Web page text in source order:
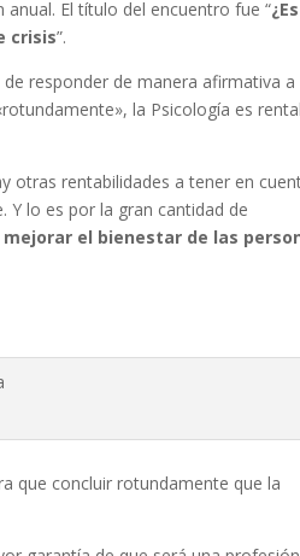
El título del encuentro fue “¿Es
crisis”.
responder de manera afirmativa a
la Psicología es
otras rentabilidades a tener en
lo es por la gran cantidad de
el bienestar de las
que concluir rotundamente que la